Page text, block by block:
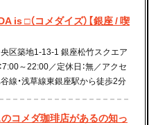
is □（コメダイズ）【銀座 / 喫
央区築地1-13-1 銀座松竹スクエア
7:00～22:00／定休日：無／アクセ
谷線・浅草線東銀座駅から徒歩2分
コメダ珈琲店があるの知っ